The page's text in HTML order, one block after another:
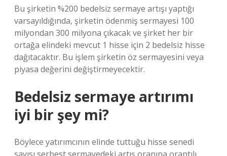
Bu şirketin %200 bedelsiz sermaye artışı yaptığı
varsayıldığında, şirketin ödenmiş sermayesi 100
milyondan 300 milyona çıkacak ve şirket her bir
ortağa elindeki mevcut 1 hisse için 2 bedelsiz hisse
dağıtacaktır. Bu işlem şirketin öz sermayesini veya
piyasa değerini değiştirmeyecektir.
Bedelsiz sermaye artırımı
iyi bir şey mi?
Böylece yatırımcının elinde tuttuğu hisse senedi